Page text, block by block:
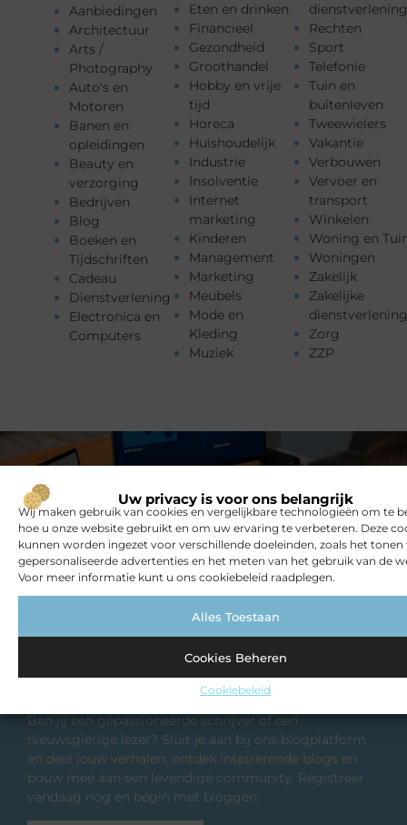
Uw privacy is voor ons belangrijk
Wij maken gebruik van cookies en vergelijkbare technologieën om te
hoe u onze website gebruikt en om uw ervaring te verbeteren. Deze
kunnen worden ingezet voor verschillende doeleinden, zoals het tonen
gepersonaliseerde advertenties en het meten van het gebruik van de
Voor meer informatie kunt u ons cookiebeleid raadplegen.
Alles Toestaan
Cookies Beheren
Cookiebeleid
Aanbiedingen
Architectuur
Arts /
Photography
Auto's en
Motoren
Banen en
opleidingen
Beauty en
verzorging
Bedrijven
Blog
Boeken en
Tijdschriften
Cadeau
Dienstverlening
Electronica en
Computers
Eten en drinken
Financieel
Gezondheid
Groothandel
Hobby en vrije
tijd
Horeca
Huishoudelijk
Industrie
Insolventie
Internet
marketing
Kinderen
Management
Marketing
Meubels
Mode en
Kleding
Muziek
Rechten
Sport
Telefonie
Tuin en
buitenleven
Tweewielers
Vakantie
Verbouwen
Vervoer en
transport
Winkelen
Woning en
Woningen
Zakelijk
Zakelijke
Zorg
ZZP
Registreer nu en word deel van ons
platform!
Ben jij een gepassioneerde schrijver of een
nieuwsgierige lezer? Sluit je aan bij ons blogplatform
en deel jouw verhalen, ontdek inspirerende blogs en
bouw mee aan een levendige community. Registreer
vandaag nog en begin met bloggen.